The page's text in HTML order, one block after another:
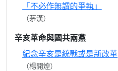
「不必作無謂的爭執」
（茅漢）
辛亥革命與國共兩黨
紀念辛亥是統戰或是新改革
（楊開煌）